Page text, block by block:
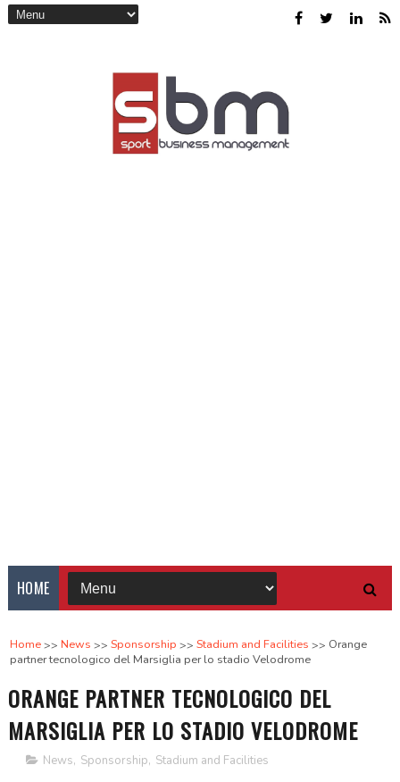
HOME
Home News Sponsorship Stadium and Facilities
Orange
partner tecnologico del Marsiglia per lo stadio Velodrome
ORANGE PARTNER TECNOLOGICO DEL
MARSIGLIA PER LO STADIO VELODROME
News, Sponsorship, Stadium and Facilities